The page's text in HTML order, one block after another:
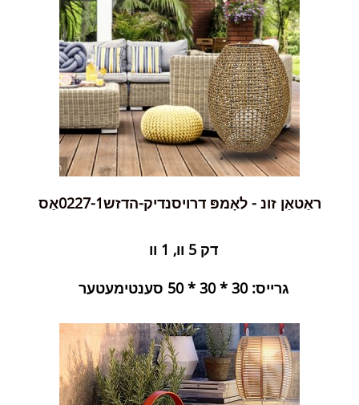
ראַטאַן זונ - לאָמפּ דרויסנדיק-הדזש0227-1אַס
דק 5 וו, 1 וו
גרייס: 30 * 30 * 50 סענטימעטער